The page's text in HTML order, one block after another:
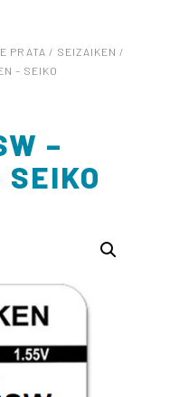
PRATA / SEIZAIKEN /
– SEIKO
–